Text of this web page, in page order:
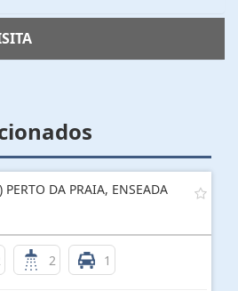
DA PRAIA, ENSEADA
2 1